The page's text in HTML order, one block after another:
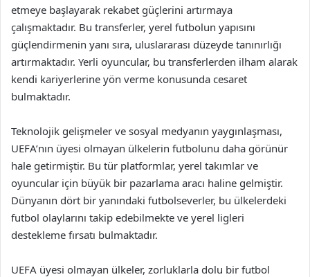
etmeye başlayarak rekabet güçlerini artırmaya
çalışmaktadır. Bu transferler, yerel futbolun yapısını
güçlendirmenin yanı sıra, uluslararası düzeyde tanınırlığı
artırmaktadır. Yerli oyuncular, bu transferlerden ilham alarak
kendi kariyerlerine yön verme konusunda cesaret
bulmaktadır.
Teknolojik gelişmeler ve sosyal medyanın yaygınlaşması,
UEFA’nın üyesi olmayan ülkelerin futbolunu daha görünür
hale getirmiştir. Bu tür platformlar, yerel takımlar ve
oyuncular için büyük bir pazarlama aracı haline gelmiştir.
Dünyanın dört bir yanındaki futbolseverler, bu ülkelerdeki
futbol olaylarını takip edebilmekte ve yerel ligleri
destekleme fırsatı bulmaktadır.
UEFA üyesi olmayan ülkeler, zorluklarla dolu bir futbol